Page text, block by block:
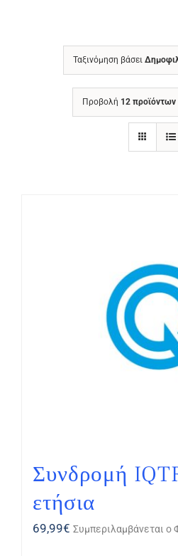
Ταξινόμηση βάσει
Προβολή 12 προϊόντων
Συνδρομή
ετήσια
69,99€ Συμπεριλαμβάνεται ο